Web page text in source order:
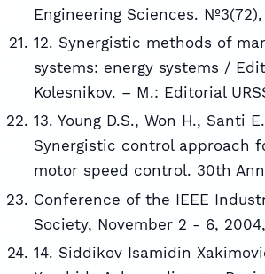
Engineering Sciences.
12. Synergistic methods of
systems: energy systems /
Kolesnikov. – M.: Editorial
13. Young D.S., Won H., Santi
Synergistic control approach
motor speed control. 30th
Conference of the IEEE
Society, November 2 - 6,
14. Siddikov Isamidin